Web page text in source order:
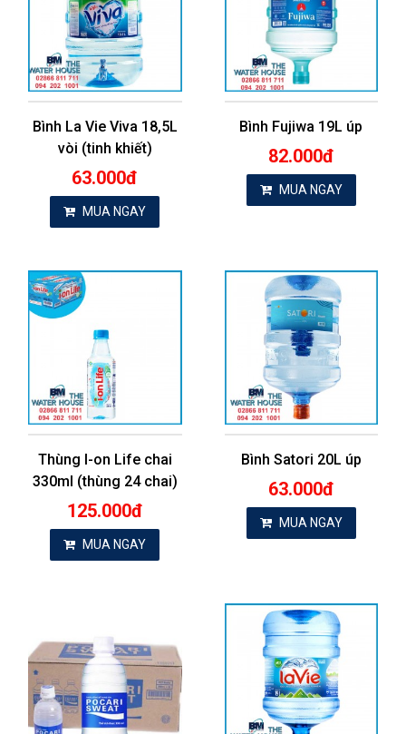
Bình La Vie Viva 18,5L
vòi (tinh khiết)
63.000đ
MUA NGAY
Bình Fujiwa 19L úp
82.000đ
MUA NGAY
Thùng I-on Life chai
330ml (thùng 24 chai)
125.000đ
MUA NGAY
Bình Satori 20L úp
63.000đ
MUA NGAY